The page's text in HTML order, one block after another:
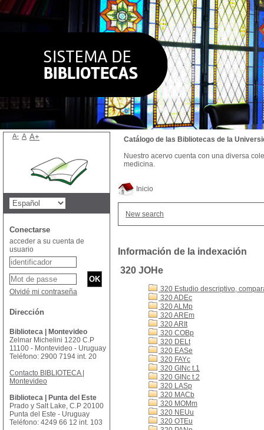
Inicio
New search
Información de la indexación
320 JOHe
320 Estudio descriptivo,
320 ADEc
320 ALMp
320 AREm
320 ARIt
320 COBp
320 DELt
320 EASe
320 FAYc
320 GINc t.1
320 GINc t.2
320 LASp
320 MACb
320 MOMm
320 NEUu
320 OTEu
Catálogo de las Bibliotecas de la
Nuestro acervo cuenta con una diversa
medicina.
A- A A+
Conectarse
acceder a su cuenta de
usuario
Olvidé mi contraseña
Dirección
Biblioteca | Montevideo
Zelmar Michelini 1220 C.P
11100 - Montevideo - Uruguay
Teléfono: 2900 7194 int. 20
Contacto BIBLIOTECA |
Montevideo
Biblioteca | Punta del Este
Prado y Salt Lake, C.P 20100
Punta del Este - Uruguay
Teléfono: 4249 66 12 int. 103